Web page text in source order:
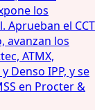
los
el CCT
avanzan los
ATMX,
Denso IPP, y se
en Procter &